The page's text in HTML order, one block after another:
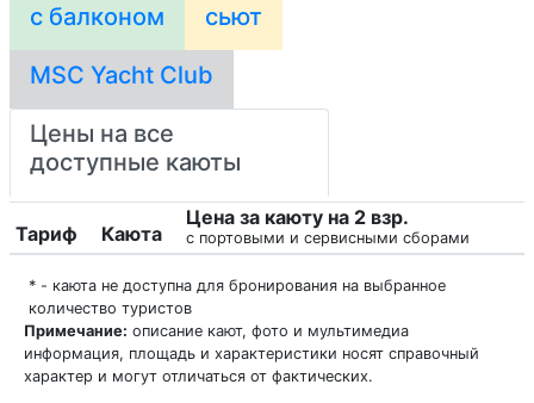
с балконом сьют
MSC Yacht Club
Цены на все
доступные каюты
Тариф Каюта
Цена за каюту на 2 взр.
с портовыми и сервисными сборами
* - каюта не доступна для бронирования на выбранное
количество туристов
Примечание: описание кают, фото и мультимедиа
информация, площадь и характеристики носят справочный
характер и могут отличаться от фактических.